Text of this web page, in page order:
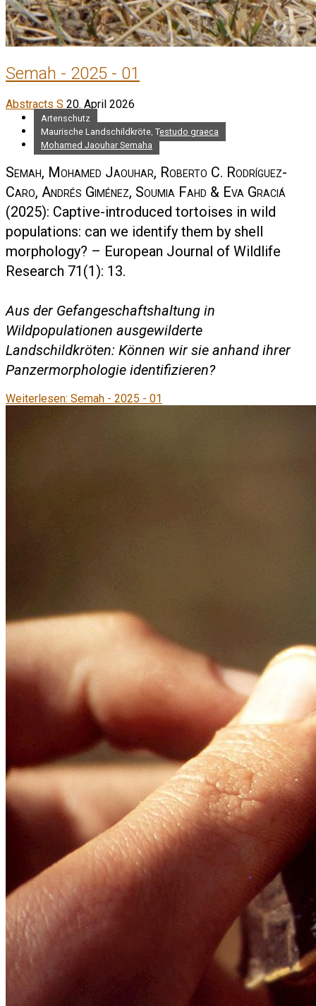
Semah - 2025 - 01
Abstracts S 20. April 2026
Artenschutz
Maurische Landschildkröte, Testudo graeca
Mohamed Jaouhar Semaha
Semah, Mohamed Jaouhar, Roberto C. Rodríguez-
Caro, Andrés Giménez, Soumia Fahd & Eva Graciá
(2025): Captive-introduced tortoises in wild
populations: can we identify them by shell
morphology? – European Journal of Wildlife
Research 71(1): 13.
Aus der Gefangeschaftshaltung in
Wildpopulationen ausgewilderte
Landschildkröten: Können wir sie anhand ihrer
Panzermorphologie identifizieren?
Weiterlesen: Semah - 2025 - 01